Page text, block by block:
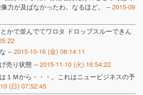
力が及ばなかったわ。なるほど。 -- 2015-09
かで並んでてワロタ ドロップスルーできん
-- 2015-10-16 (金) 08:14:11
売り状態 -- 2015-11-10 (火) 16:54:22
１Ｍから・・・。これはニュービジネスの予
(日) 07:52:45